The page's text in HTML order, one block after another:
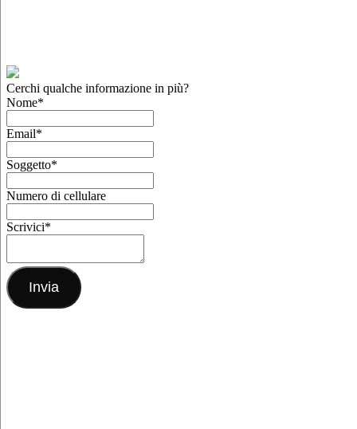
Cerchi qualche informazione in più?
Nome*
Email*
Soggetto*
Numero di cellulare
Scrivici*
Invia